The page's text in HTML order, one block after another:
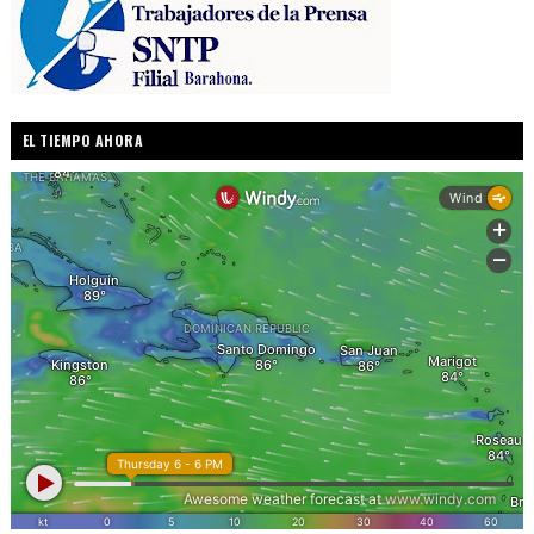
EL TIEMPO AHORA